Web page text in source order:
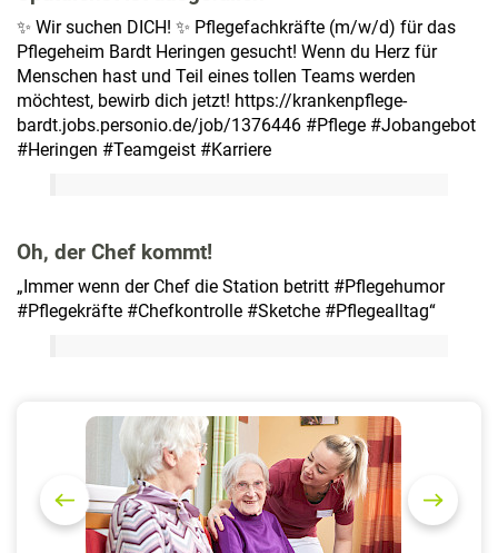
✨ Wir suchen DICH! ✨ Pflegefachkräfte (m/w/d) für das
Pflegeheim Bardt Heringen gesucht! Wenn du Herz für
Menschen hast und Teil eines tollen Teams werden
möchtest, bewirb dich jetzt! https://krankenpflege-
bardt.jobs.personio.de/job/1376446 #Pflege #Jobangebot
#Heringen #Teamgeist #Karriere
Oh, der Chef kommt!
„Immer wenn der Chef die Station betritt #Pflegehumor
#Pflegekräfte #Chefkontrolle #Sketche #Pflegealltag“
v
i